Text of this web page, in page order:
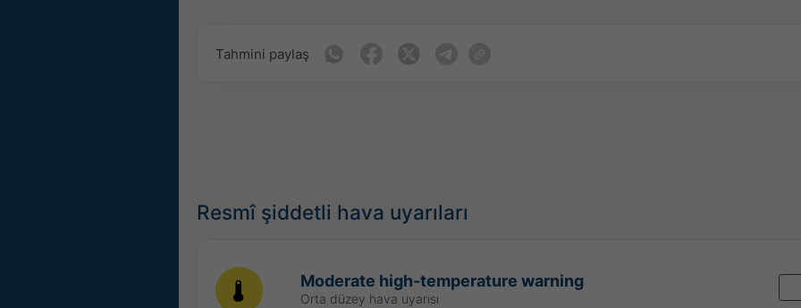
Tahmini paylaş
Resmî şiddetli hava uyarıları
Moderate high-temperature warning
Orta düzey hava uyarısı